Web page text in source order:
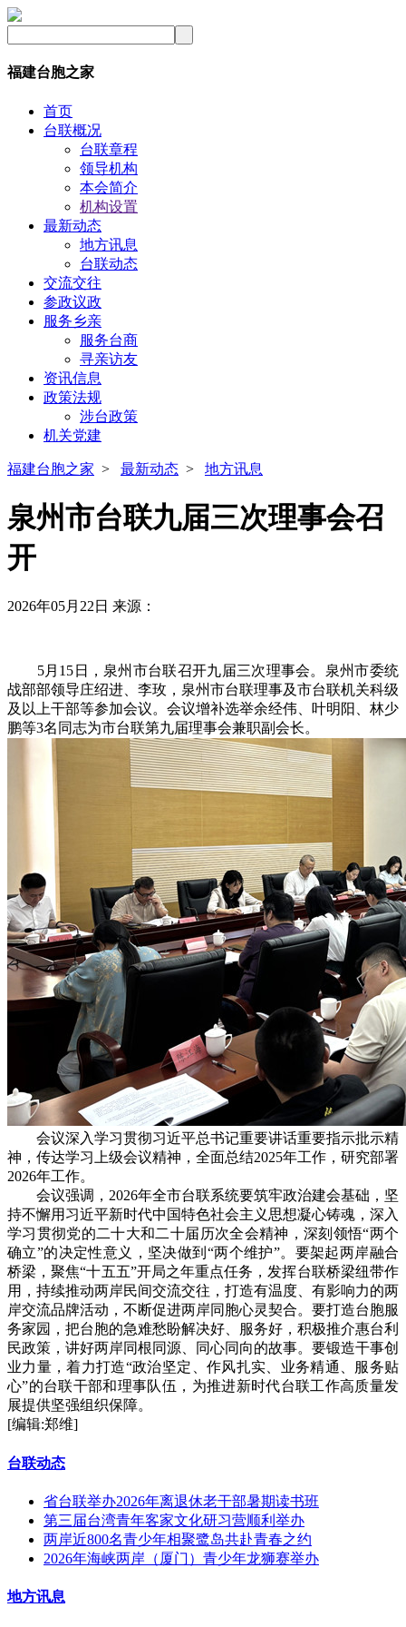
福建台胞之家
首页
台联概况
台联章程
领导机构
本会简介
机构设置
最新动态
地方讯息
台联动态
交流交往
参政议政
服务乡亲
服务台商
寻亲访友
资讯信息
政策法规
涉台政策
机关党建
福建台胞之家 > 最新动态 > 地方讯息
泉州市台联九届三次理事会召
开
2026年05月22日 来源：
5月15日，泉州市台联召开九届三次理事会。泉州市委统
战部部领导庄绍进、李玫，泉州市台联理事及市台联机关科级
及以上干部等参加会议。会议增补选举余经伟、叶明阳、林少
鹏等3名同志为市台联第九届理事会兼职副会长。
会议深入学习贯彻习近平总书记重要讲话重要指示批示精
神，传达学习上级会议精神，全面总结2025年工作，研究部署
2026年工作。
会议强调，2026年全市台联系统要筑牢政治建会基础，坚
持不懈用习近平新时代中国特色社会主义思想凝心铸魂，深入
学习贯彻党的二十大和二十届历次全会精神，深刻领悟“两个
确立”的决定性意义，坚决做到“两个维护”。要架起两岸融合
桥梁，聚焦“十五五”开局之年重点任务，发挥台联桥梁纽带作
用，持续推动两岸民间交流交往，打造有温度、有影响力的两
岸交流品牌活动，不断促进两岸同胞心灵契合。要打造台胞服
务家园，把台胞的急难愁盼解决好、服务好，积极推介惠台利
民政策，讲好两岸同根同源、同心同向的故事。要锻造干事创
业力量，着力打造“政治坚定、作风扎实、业务精通、服务贴
心”的台联干部和理事队伍，为推进新时代台联工作高质量发
展提供坚强组织保障。
[编辑:郑维]
台联动态
省台联举办2026年离退休老干部暑期读书班
第三届台湾青年客家文化研习营顺利举办
两岸近800名青少年相聚鹭岛共赴青春之约
2026年海峡两岸（厦门）青少年龙狮赛举办
地方讯息